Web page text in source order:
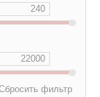
фильтр